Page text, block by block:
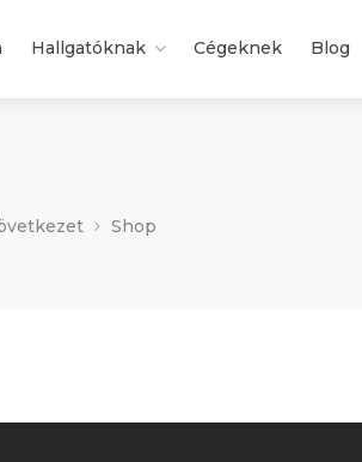
Hallgatóknak Cégeknek Blog
Shop